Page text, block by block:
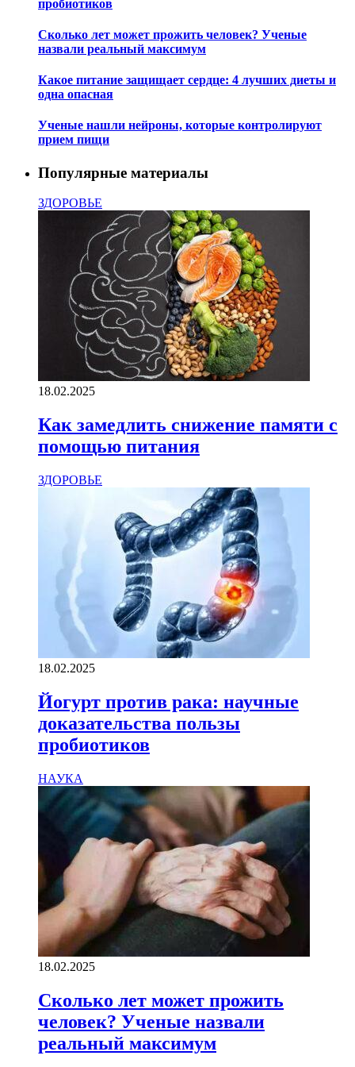
пробиотиков
Сколько лет может прожить человек? Ученые
назвали реальный максимум
Какое питание защищает сердце: 4 лучших диеты и
одна опасная
Ученые нашли нейроны, которые контролируют
прием пищи
Популярные материалы
ЗДОРОВЬЕ
18.02.2025
Как замедлить снижение памяти с
помощью питания
ЗДОРОВЬЕ
18.02.2025
Йогурт против рака: научные
доказательства пользы
пробиотиков
НАУКА
18.02.2025
Сколько лет может прожить
человек? Ученые назвали
реальный максимум